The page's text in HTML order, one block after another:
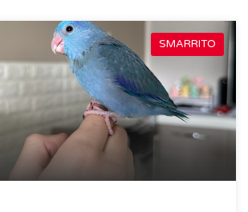
SMARRITO